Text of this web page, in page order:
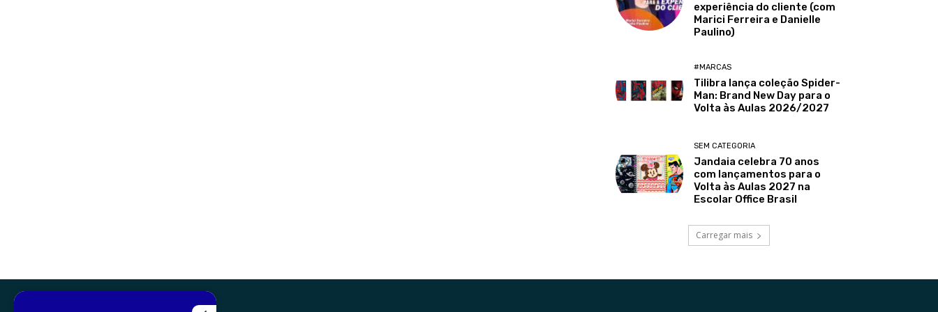
experiência do cliente (com
Marici Ferreira e Danielle
Paulino)
#MARCAS
Tilibra lança coleção Spider-
Man: Brand New Day para o
Volta às Aulas 2026/2027
SEM CATEGORIA
Jandaia celebra 70 anos
com lançamentos para o
Volta às Aulas 2027 na
Escolar Office Brasil
Carregar mais